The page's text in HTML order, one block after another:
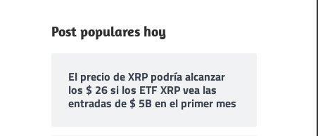
Post populares hoy
El precio de XRP podría alcanzar
los $ 26 si los ETF XRP vea las
entradas de $ 5B en el primer mes